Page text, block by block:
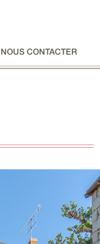
NOUS CONTACTER